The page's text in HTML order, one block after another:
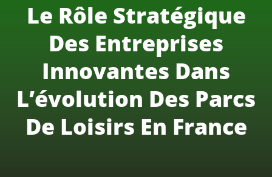
Le Rôle Stratégique
Des Entreprises
Innovantes Dans
L’évolution Des Parcs
De Loisirs En France